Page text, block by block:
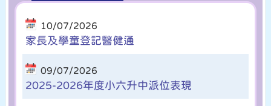
10/07/2026
家長及學童登記醫健通
09/07/2026
2025-2026年度小六升中派位表現